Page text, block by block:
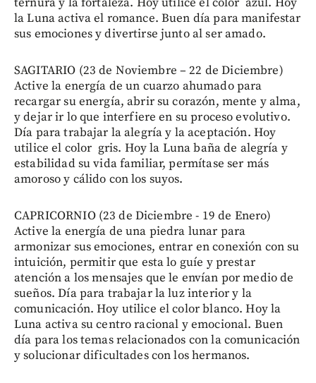
la Luna activa el romance. Buen día para manifestar
sus emociones y divertirse junto al ser amado.
SAGITARIO (23 de Noviembre – 22 de Diciembre)
Active la energía de un cuarzo ahumado para
recargar su energía, abrir su corazón, mente y alma,
y dejar ir lo que interfiere en su proceso evolutivo.
Día para trabajar la alegría y la aceptación. Hoy
utilice el color gris. Hoy la Luna baña de alegría y
estabilidad su vida familiar, permítase ser más
amoroso y cálido con los suyos.
CAPRICORNIO (23 de Diciembre - 19 de Enero)
Active la energía de una piedra lunar para
armonizar sus emociones, entrar en conexión con su
intuición, permitir que esta lo guíe y prestar
atención a los mensajes que le envían por medio de
sueños. Día para trabajar la luz interior y la
comunicación. Hoy utilice el color blanco. Hoy la
Luna activa su centro racional y emocional. Buen
día para los temas relacionados con la comunicación
y solucionar dificultades con los hermanos.